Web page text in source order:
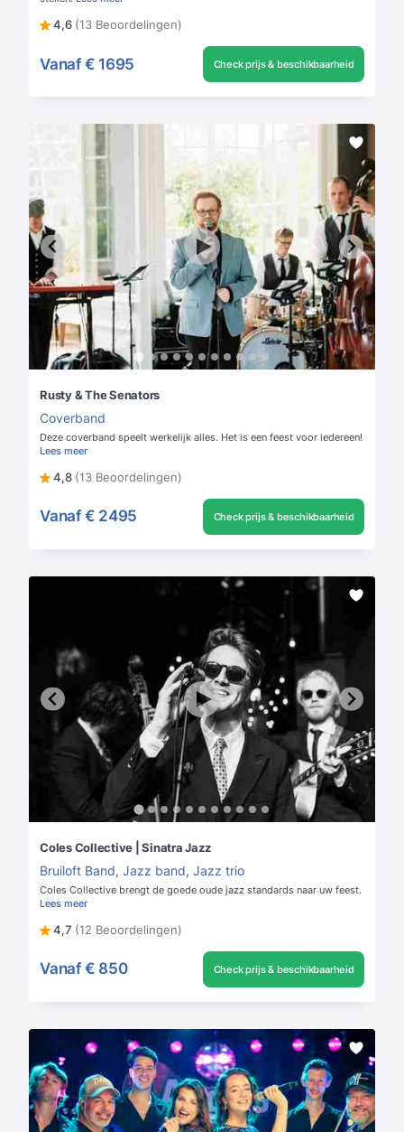
4,6 (13 Beoordelingen)
Vanaf € 1695 Check prijs & beschikbaarheid
Rusty & The Senators
Coverband
Deze coverband speelt werkelijk alles. Het is een feest voor iedereen!
Lees meer
4,8 (13 Beoordelingen)
Vanaf € 2495 Check prijs & beschikbaarheid
Coles Collective | Sinatra Jazz
Bruiloft Band, Jazz band, Jazz trio
Coles Collective brengt de goede oude jazz standards naar uw feest.
Lees meer
4,7 (12 Beoordelingen)
Vanaf € 850 Check prijs & beschikbaarheid